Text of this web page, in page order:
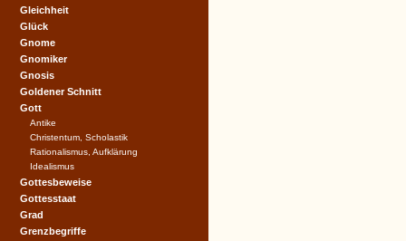
Gleichheit
Glück
Gnome
Gnomiker
Gnosis
Goldener Schnitt
Gott
Antike
Christentum, Scholastik
Rationalismus, Aufklärung
Idealismus
Gottesbeweise
Gottesstaat
Grad
Grenzbegriffe